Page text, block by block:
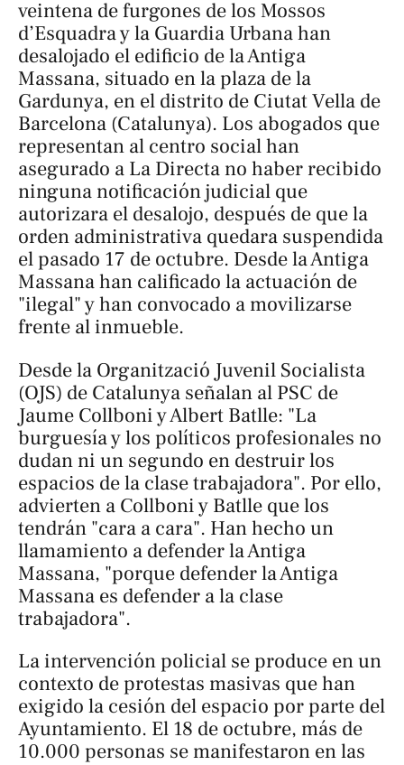
veintena de furgones de los Mossos
d’Esquadra y la Guardia Urbana han
desalojado el edificio de la Antiga
Massana, situado en la plaza de la
Gardunya, en el distrito de Ciutat Vella de
Barcelona (Catalunya). Los abogados que
representan al centro social han
asegurado a La Directano haber recibido
ninguna notificación judicial que
autorizara el desalojo, después de que la
orden administrativa quedara suspendida
el pasado 17 de octubre. Desde la Antiga
Massana han calificado la actuación de
"ilegal" y han convocado a movilizarse
frente al inmueble.
Desde la Organització Juvenil Socialista
(OJS) de Catalunya señalan al PSC de
Jaume Collboni y Albert Batlle: "La
burguesía y los políticos profesionales no
dudan ni un segundo en destruir los
espacios de la clase trabajadora". Por ello,
advierten a Collboni y Batlle que los
tendrán "cara a cara". Han hecho un
llamamiento a defender la Antiga
Massana, "porque defender la Antiga
Massana es defender a la clase
trabajadora".
La intervención policial se produce en un
contexto de protestas masivas que han
exigido la cesión del espacio por parte del
Ayuntamiento. El 18 de octubre, más de
10.000 personas se manifestaron en las